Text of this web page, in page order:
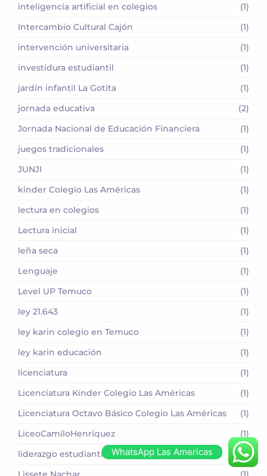
inteligencia artificial en colegios
(1)
Intercambio Cultural Cajón
(1)
intervención universitaria
(1)
investidura estudiantil
(1)
jardín infantil La Gotita
(1)
jornada educativa
(2)
Jornada Nacional de Educación Financiera
(1)
juegos tradicionales
(1)
JUNJI
(1)
kínder Colegio Las Américas
(1)
lectura en colegios
(1)
Lectura inicial
(1)
leña seca
(1)
Lenguaje
(1)
Level UP Temuco
(1)
ley 21.643
(1)
ley karin colegio en Temuco
(1)
ley karin educación
(1)
licenciatura
(1)
Licenciatura Kínder Colegio Las Américas
(1)
Licenciatura Octavo Básico Colegio Las Américas
(1)
LiceoCamiloHenríquez
(1)
liderazgo estudiantil
(1)
WhatsApp Las Americas